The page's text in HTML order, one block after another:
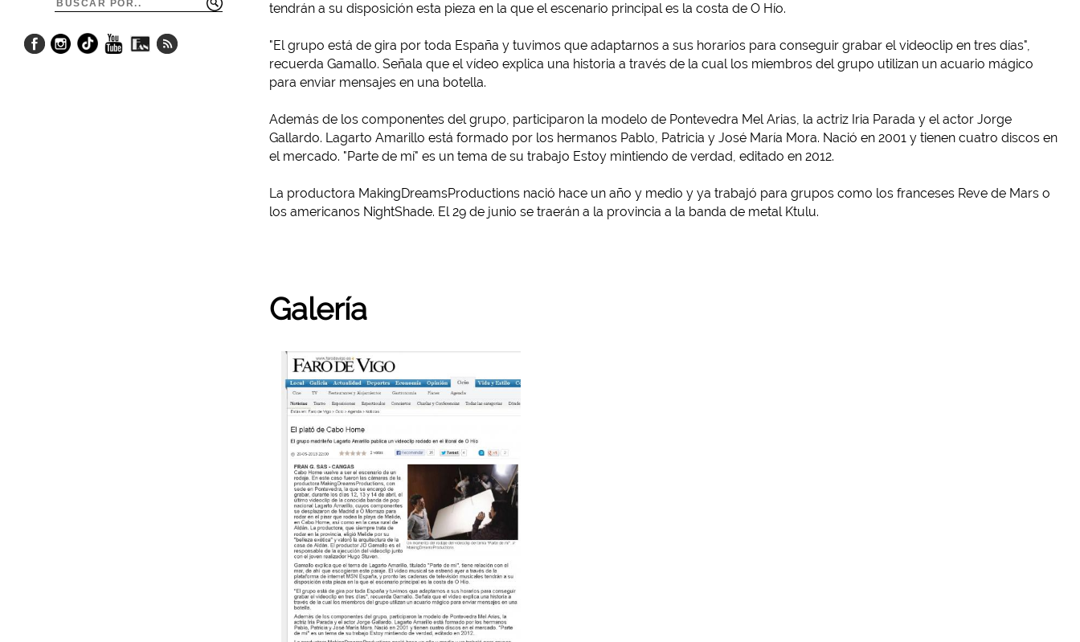
tendrán a su disposición esta pieza en la que el escenario principal es la costa de O Hío.
"El grupo está de gira por toda España y tuvimos que adaptarnos a sus horarios para conseguir grabar el videoclip en tres días",
recuerda Gamallo. Señala que el vídeo explica una historia a través de la cual los miembros del grupo utilizan un acuario mágico
para enviar mensajes en una botella.
Además de los componentes del grupo, participaron la modelo de Pontevedra Mel Arias, la actriz Iria Parada y el actor Jorge
Gallardo. Lagarto Amarillo está formado por los hermanos Pablo, Patricia y José María Mora. Nació en 2001 y tienen cuatro discos en
el mercado. "Parte de mí" es un tema de su trabajo Estoy mintiendo de verdad, editado en 2012.
La productora MakingDreamsProductions nació hace un año y medio y ya trabajó para grupos como los franceses Reve de Mars o
los americanos NightShade. El 29 de junio se traerán a la provincia a la banda de metal Ktulu.
Galería